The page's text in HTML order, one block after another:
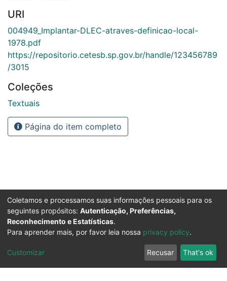
URI
004949_Implantar-DLEC-atraves-definicao-local-
1978.pdf
https://repositorio.cetesb.sp.gov.br/handle/123456789
/3015
Coleções
Textuais
Página do item completo
Coletamos e processamos suas informações pessoais para os
seguintes propósitos: Autenticação, Preferências,
Reconhecimento e Estatísticas.
Para aprender mais, por favor leia nossa privacy policy.
Customizar Recusar That's ok